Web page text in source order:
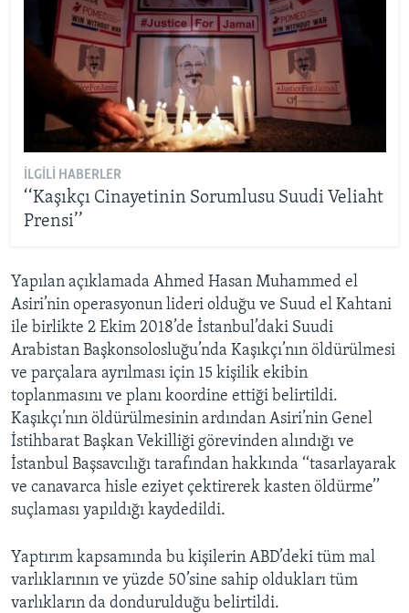
İLGILI HABERLER
‘‘Kaşıkçı Cinayetinin Sorumlusu Suudi Veliaht
Prensi’’
Yapılan açıklamada Ahmed Hasan Muhammed el
Asiri’nin operasyonun lideri olduğu ve Suud el Kahtani
ile birlikte 2 Ekim 2018’de İstanbul’daki Suudi
Arabistan Başkonsolosluğu’nda Kaşıkçı’nın öldürülmesi
ve parçalara ayrılması için 15 kişilik ekibin
toplanmasını ve planı koordine ettiği belirtildi.
Kaşıkçı’nın öldürülmesinin ardından Asiri’nin Genel
İstihbarat Başkan Vekilliği görevinden alındığı ve
İstanbul Başsavcılığı tarafından hakkında ‘‘tasarlayarak
ve canavarca hisle eziyet çektirerek kasten öldürme’’
suçlaması yapıldığı kaydedildi.
Yaptırım kapsamında bu kişilerin ABD’deki tüm mal
varlıklarının ve yüzde 50’sine sahip oldukları tüm
varlıkların da dondurulduğu belirtildi.